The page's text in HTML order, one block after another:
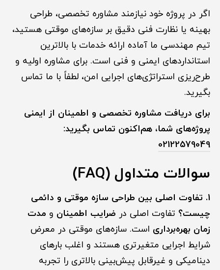
اگر در پروژه خود نیازمند مشاوره تخصصی، طراحی
بهینه یا نظارت فنی دقیق بر سازه‌های موقتی هستید،
تیم مهندسی ما آماده ارائه خدمات با بالاترین
استانداردهای ایمنی و فنی است. برای مشاوره اولیه و
طرح‌ریزی استراتژی‌های اجرایی امن، لطفاً با ما تماس
بگیرید.
برای دریافت مشاوره تخصصی و اطمینان از ایمنی
پروژه‌های شما، هم‌اکنون تماس بگیرید:
02122579049
سوالات متداول (FAQ)
1. تفاوت اصلی بین طراحی سازه موقتی و دائمی
چیست؟ تفاوت اصلی در ضرایب اطمینان و مدت
زمان بهره‌برداری است. سازه‌های موقتی در معرض
شرایط اجرایی متغیرتری هستند و اغلب بارهای
دینامیکی و غیرقابل پیش‌بینی بالاتری را تجربه